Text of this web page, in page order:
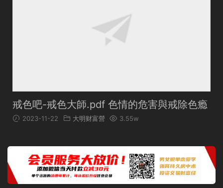
戒色吧-戒色大師.pdf 色情的危害與戒除色瘾
2023-11-22 大明财富營 3.55w